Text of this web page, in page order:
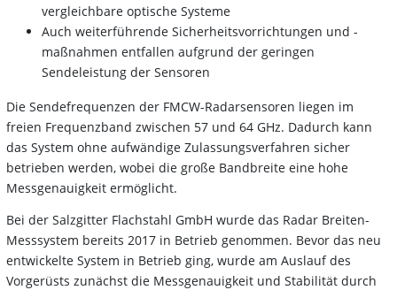
vergleichbare optische Systeme
Auch weiterführende Sicherheitsvorrichtungen und -
maßnahmen entfallen aufgrund der geringen
Sendeleistung der Sensoren
Die Sendefrequenzen der FMCW-Radarsensoren liegen im
freien Frequenzband zwischen 57 und 64 GHz. Dadurch kann
das System ohne aufwändige Zulassungsverfahren sicher
betrieben werden, wobei die große Bandbreite eine hohe
Messgenauigkeit ermöglicht.
Bei der Salzgitter Flachstahl GmbH wurde das Radar Breiten-
Messsystem bereits 2017 in Betrieb genommen. Bevor das neu
entwickelte System in Betrieb ging, wurde am Auslauf des
Vorgerüsts zunächst die Messgenauigkeit und Stabilität durch